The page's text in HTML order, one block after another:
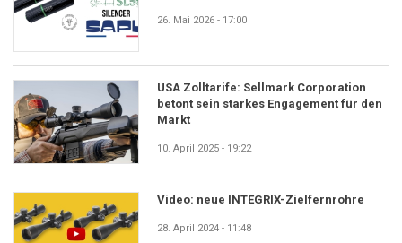
26. Mai 2026 - 17:00
USA Zolltarife: Sellmark Corporation
betont sein starkes Engagement für den
Markt
10. April 2025 - 19:22
Video: neue INTEGRIX-Zielfernrohre
28. April 2024 - 11:48